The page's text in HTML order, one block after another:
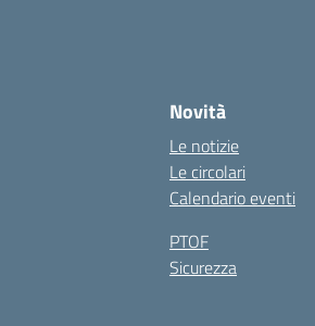
Novità
Le notizie
Le circolari
Calendario eventi
PTOF
Sicurezza